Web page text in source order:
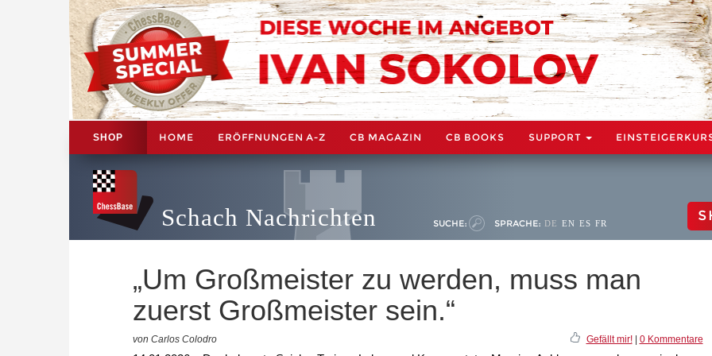
SHOP HOME ERÖFFNUNGEN A-Z CB MAGAZIN CB BOOKS SUPPORT
Schach Nachrichten SUCHE: SPRACHE: DE EN ES FR
„Um Großmeister zu werden, muss man
zuerst Großmeister sein.“
von Carlos Colodro Gefällt mir!| 0 Kommentare